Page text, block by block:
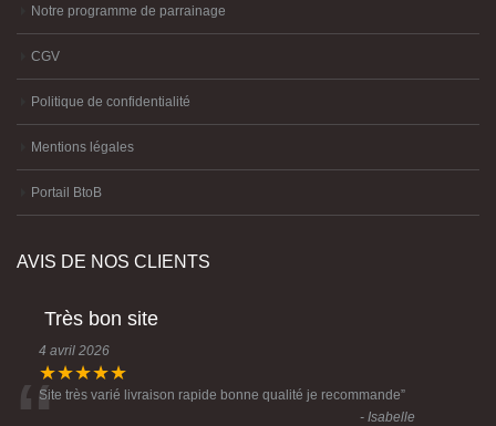
4 avril 2026
★★★★★
“Site très varié livraison rapide bonne qualité je recommande
- Isabelle